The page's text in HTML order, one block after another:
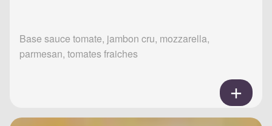
Base sauce tomate, jambon cru, mozzarella,
parmesan, tomates fraiches